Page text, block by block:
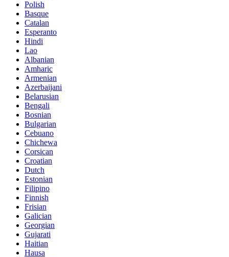
Polish
Basque
Catalan
Esperanto
Hindi
Lao
Albanian
Amharic
Armenian
Azerbaijani
Belarusian
Bengali
Bosnian
Bulgarian
Cebuano
Chichewa
Corsican
Croatian
Dutch
Estonian
Filipino
Finnish
Frisian
Galician
Georgian
Gujarati
Haitian
Hausa